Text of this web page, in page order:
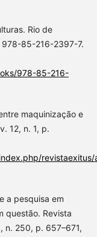
Rio de
978-85-216-2397-7.
978-85-216-
maquinização e
12, n. 1, p.
a pesquisa em
questão. Revista
n. 250, p. 657–671,